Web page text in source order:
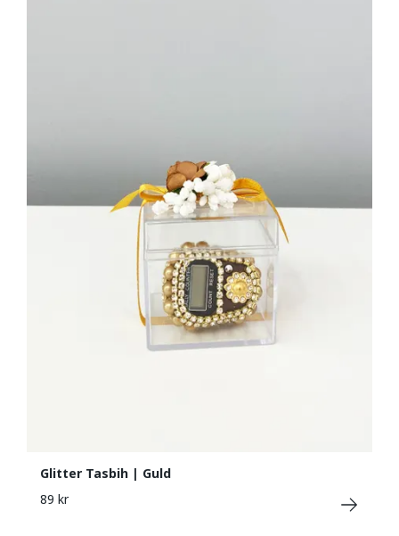
Glitter Tasbih | Guld
89 kr